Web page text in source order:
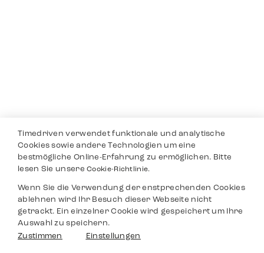
Timedriven verwendet funktionale und analytische
Cookies sowie andere Technologien um eine
bestmögliche Online-Erfahrung zu ermöglichen. Bitte
lesen Sie unsereCookie-Richtlinie.
Wenn Sie die Verwendung der enstprechenden Cookies
ablehnen wird Ihr Besuch dieser Webseite nicht
getrackt. Ein einzelner Cookie wird gespeichert um Ihre
Auswahl zu speichern.
Zustimmen
Einstellungen